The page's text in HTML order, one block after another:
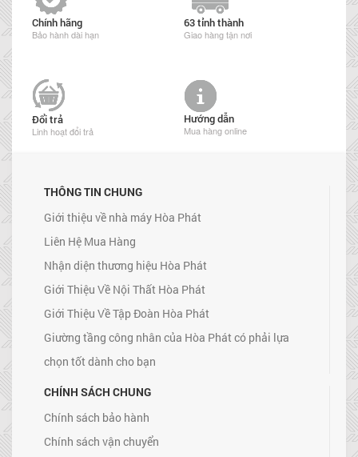
Chính hãng
Bảo hành dài hạn
63 tỉnh thành
Giao hàng tận nơi
Đổi trả
Linh hoạt đổi trả
Hướng dẫn
Mua hàng online
THÔNG TIN CHUNG
Giới thiệu về nhà máy Hòa Phát
Liên Hệ Mua Hàng
Nhận diện thương hiệu Hòa Phát
Giới Thiệu Về Nội Thất Hòa Phát
Giới Thiệu Về Tập Đoàn Hòa Phát
Giường tầng công nhân của Hòa Phát có phải lựa
chọn tốt dành cho bạn
CHÍNH SÁCH CHUNG
Chính sách bảo hành
Chính sách vận chuyển